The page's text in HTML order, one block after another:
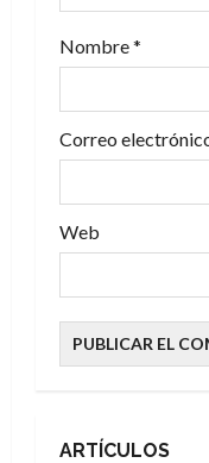
Nombre*
Correo
Web
ARTÍCULOS